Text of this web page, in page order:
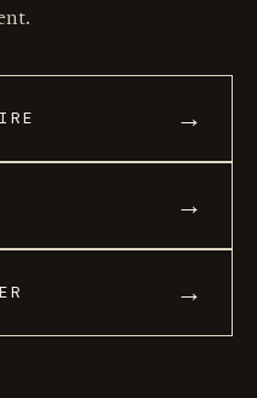
→
→
→